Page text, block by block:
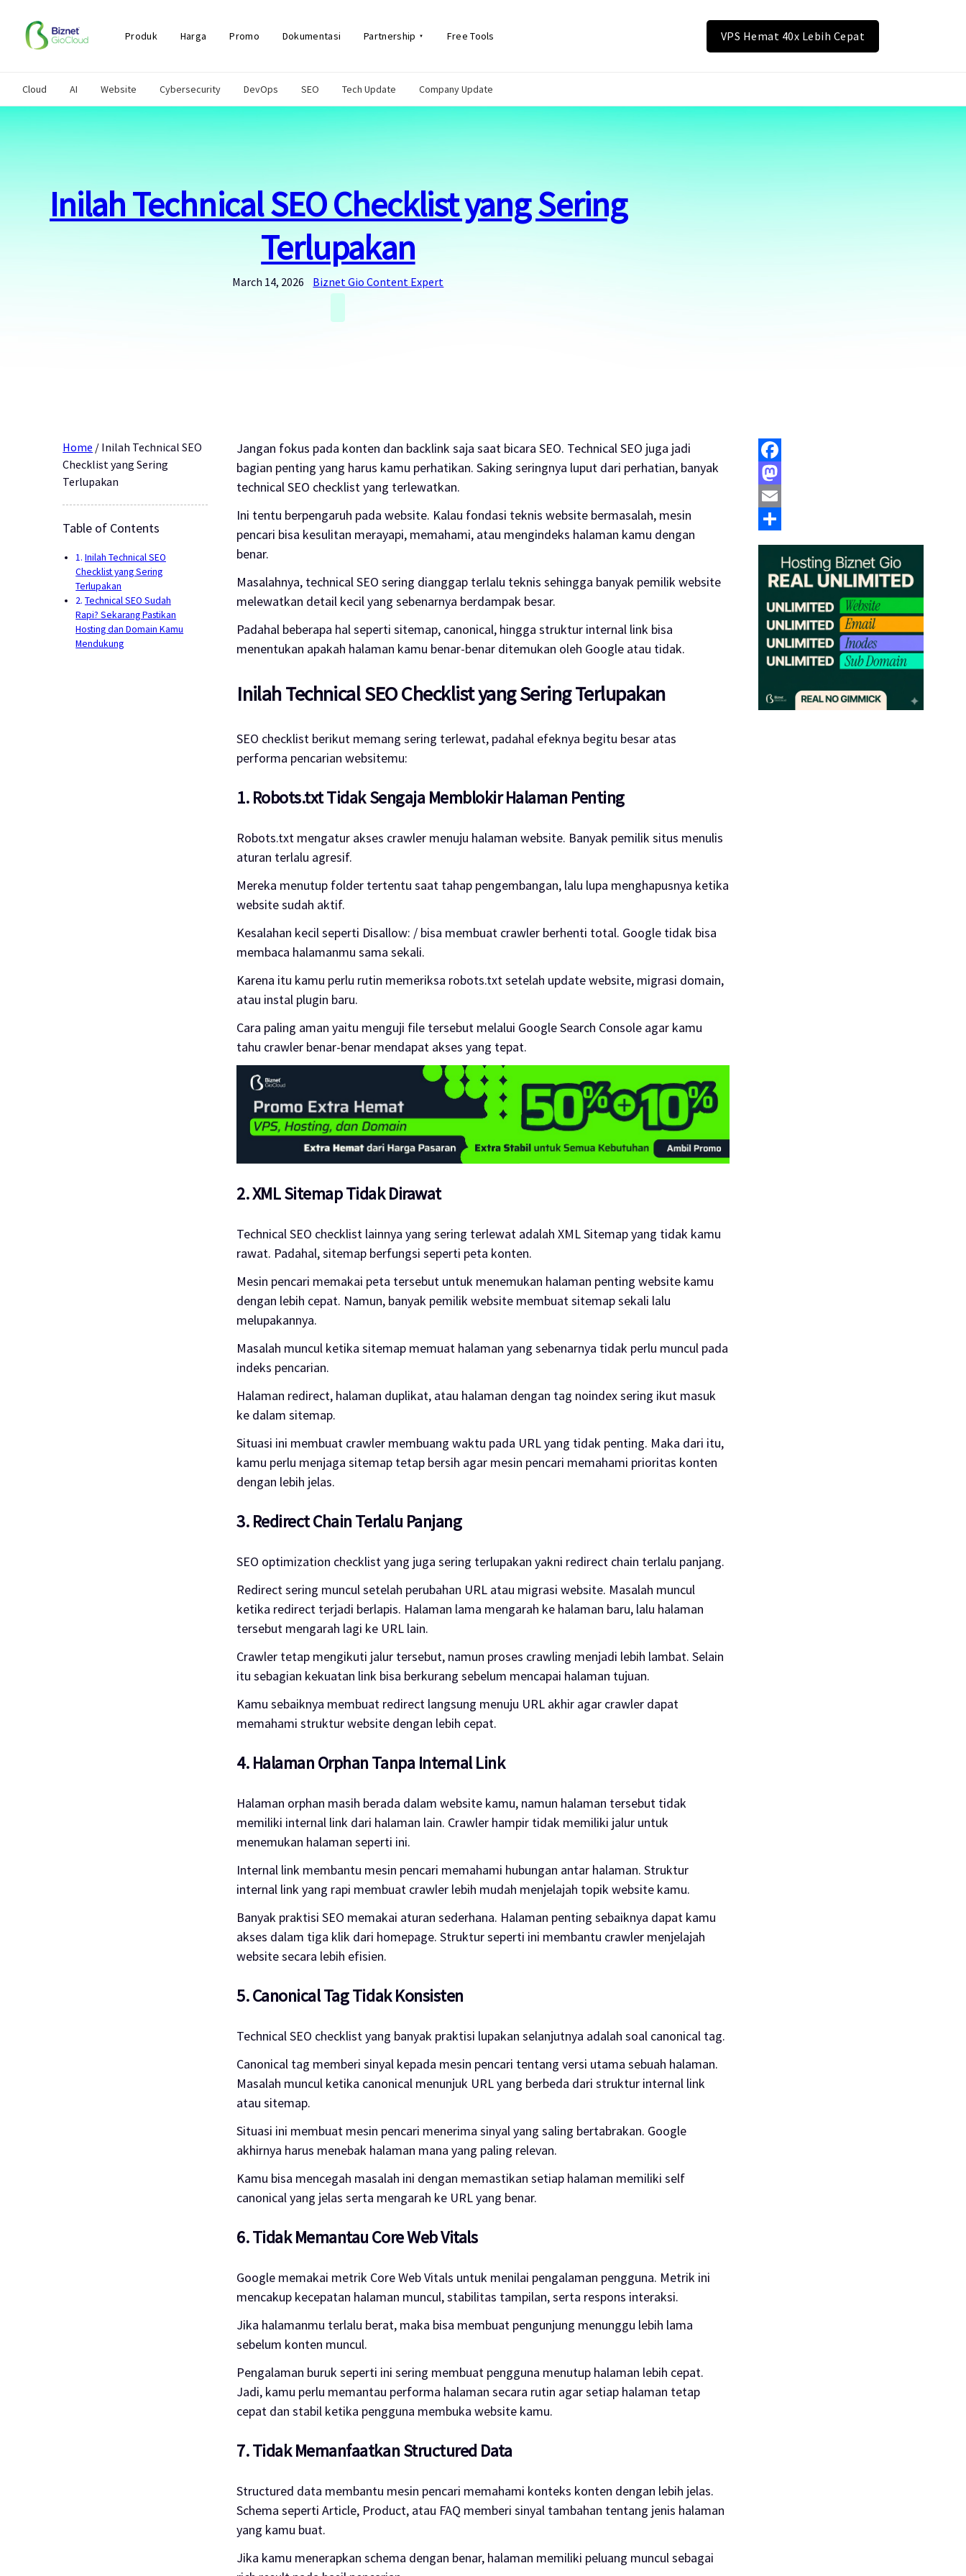
Cloud AI Website Cybersecurity DevOps SEO Tech Update Company Update
Produk Harga Promo Dokumentasi Partnership Free Tools VPS Hemat 40x Lebih Cepat
content
Inilah Technical SEO Checklist yang Sering
Terlupakan
March 14, 2026 Biznet Gio Content Expert
Home / Inilah Technical SEO
Checklist yang Sering
Terlupakan
Table of Contents
Inilah Technical SEO
Checklist yang Sering
Terlupakan
Technical SEO Sudah
Rapi? Sekarang Pastikan
Hosting dan Domain Kamu
Mendukung
Jangan fokus pada konten dan backlink saja saat bicara SEO. Technical SEO juga jadi
bagian penting yang harus kamu perhatikan. Saking seringnya luput dari perhatian, banyak
technical SEO checklist yang terlewatkan.
Ini tentu berpengaruh pada website. Kalau fondasi teknis website bermasalah, mesin
pencari bisa kesulitan merayapi, memahami, atau mengindeks halaman kamu dengan
benar.
Masalahnya, technical SEO sering dianggap terlalu teknis sehingga banyak pemilik website
melewatkan detail kecil yang sebenarnya berdampak besar.
Padahal beberapa hal seperti sitemap, canonical, hingga struktur internal link bisa
menentukan apakah halaman kamu benar-benar ditemukan oleh Google atau tidak.
Inilah Technical SEO Checklist yang Sering Terlupakan
SEO checklist berikut memang sering terlewat, padahal efeknya begitu besar atas
performa pencarian websitemu:
1. Robots.txt Tidak Sengaja Memblokir Halaman Penting
Robots.txt mengatur akses crawler menuju halaman website. Banyak pemilik situs menulis
aturan terlalu agresif.
Mereka menutup folder tertentu saat tahap pengembangan, lalu lupa menghapusnya ketika
website sudah aktif.
Kesalahan kecil seperti Disallow: / bisa membuat crawler berhenti total. Google tidak bisa
membaca halamanmu sama sekali.
Karena itu kamu perlu rutin memeriksa robots.txt setelah update website, migrasi domain,
atau instal plugin baru.
Cara paling aman yaitu menguji file tersebut melalui Google Search Console agar kamu
tahu crawler benar-benar mendapat akses yang tepat.
2. XML Sitemap Tidak Dirawat
Technical SEO checklist lainnya yang sering terlewat adalah XML Sitemap yang tidak kamu
rawat. Padahal, sitemap berfungsi seperti peta konten.
Mesin pencari memakai peta tersebut untuk menemukan halaman penting website kamu
dengan lebih cepat. Namun, banyak pemilik website membuat sitemap sekali lalu
melupakannya.
Masalah muncul ketika sitemap memuat halaman yang sebenarnya tidak perlu muncul pada
indeks pencarian.
Halaman redirect, halaman duplikat, atau halaman dengan tag noindex sering ikut masuk
ke dalam sitemap.
Situasi ini membuat crawler membuang waktu pada URL yang tidak penting. Maka dari itu,
kamu perlu menjaga sitemap tetap bersih agar mesin pencari memahami prioritas konten
dengan lebih jelas.
3. Redirect Chain Terlalu Panjang
SEO optimization checklist yang juga sering terlupakan yakni redirect chain terlalu panjang.
Redirect sering muncul setelah perubahan URL atau migrasi website. Masalah muncul
ketika redirect terjadi berlapis. Halaman lama mengarah ke halaman baru, lalu halaman
tersebut mengarah lagi ke URL lain.
Crawler tetap mengikuti jalur tersebut, namun proses crawling menjadi lebih lambat. Selain
itu sebagian kekuatan link bisa berkurang sebelum mencapai halaman tujuan.
Kamu sebaiknya membuat redirect langsung menuju URL akhir agar crawler dapat
memahami struktur website dengan lebih cepat.
4. Halaman Orphan Tanpa Internal Link
Halaman orphan masih berada dalam website kamu, namun halaman tersebut tidak
memiliki internal link dari halaman lain. Crawler hampir tidak memiliki jalur untuk
menemukan halaman seperti ini.
Internal link membantu mesin pencari memahami hubungan antar halaman. Struktur
internal link yang rapi membuat crawler lebih mudah menjelajah topik website kamu.
Banyak praktisi SEO memakai aturan sederhana. Halaman penting sebaiknya dapat kamu
akses dalam tiga klik dari homepage. Struktur seperti ini membantu crawler menjelajah
website secara lebih efisien.
5. Canonical Tag Tidak Konsisten
Technical SEO checklist yang banyak praktisi lupakan selanjutnya adalah soal canonical tag.
Canonical tag memberi sinyal kepada mesin pencari tentang versi utama sebuah halaman.
Masalah muncul ketika canonical menunjuk URL yang berbeda dari struktur internal link
atau sitemap.
Situasi ini membuat mesin pencari menerima sinyal yang saling bertabrakan. Google
akhirnya harus menebak halaman mana yang paling relevan.
Kamu bisa mencegah masalah ini dengan memastikan setiap halaman memiliki self
canonical yang jelas serta mengarah ke URL yang benar.
6. Tidak Memantau Core Web Vitals
Google memakai metrik Core Web Vitals untuk menilai pengalaman pengguna. Metrik ini
mencakup kecepatan halaman muncul, stabilitas tampilan, serta respons interaksi.
Jika halamanmu terlalu berat, maka bisa membuat pengunjung menunggu lebih lama
sebelum konten muncul.
Pengalaman buruk seperti ini sering membuat pengguna menutup halaman lebih cepat.
Jadi, kamu perlu memantau performa halaman secara rutin agar setiap halaman tetap
cepat dan stabil ketika pengguna membuka website kamu.
7. Tidak Memanfaatkan Structured Data
Structured data membantu mesin pencari memahami konteks konten dengan lebih jelas.
Schema seperti Article, Product, atau FAQ memberi sinyal tambahan tentang jenis halaman
yang kamu buat.
Jika kamu menerapkan schema dengan benar, halaman memiliki peluang muncul sebagai
Facebook
Mastodon
Email
Share